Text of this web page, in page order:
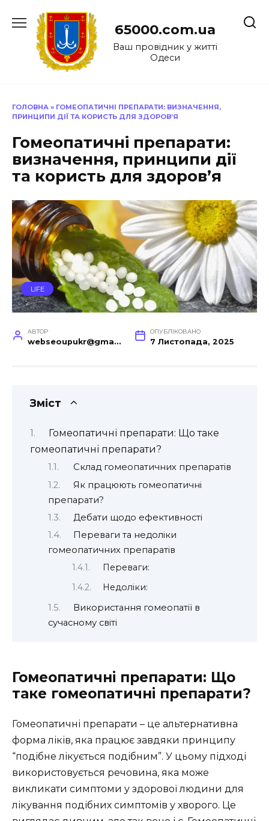
до
65000.com.ua
Ваш провідник у житті
Одеси
ГОЛОВНА » ГОМЕОПАТИЧНІ ПРЕПАРАТИ: ВИЗНАЧЕННЯ,
ПРИНЦИПИ ДІЇ ТА КОРИСТЬ ДЛЯ ЗДОРОВ’Я
Гомеопатичні препарати:
визначення, принципи дії
та користь для здоров’я
LIFE
АВТОР
webseoupukr@gmail.com
ОПУБЛІКОВАНО
7 Листопада, 2025
Зміст
Гомеопатичні препарати: Що таке
гомеопатичні препарати?
Склад гомеопатичних препаратів
Як працюють гомеопатичні
препарати?
Дебати щодо ефективності
Переваги та недоліки
гомеопатичних препаратів
Переваги:
Недоліки:
Використання гомеопатії в
сучасному світі
Гомеопатичні препарати: Що
таке гомеопатичні препарати?
Гомеопатичні препарати – це альтернативна
форма ліків, яка працює завдяки принципу
“подібне лікується подібним”. У цьому підході
використовується речовина, яка може
викликати симптоми у здорової людини для
лікування подібних симптомів у хворого. Це